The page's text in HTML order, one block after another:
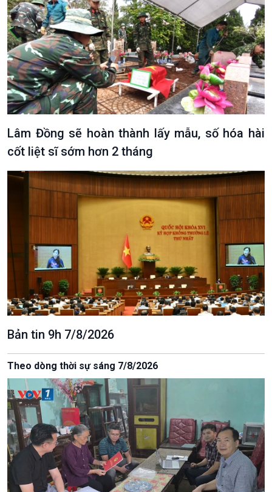
Văn hoá & Du lịch
Tin Văn hoá & Du lịch
Chát với người nổi tiếng
Câu chuyện Thể thao
Multimedia
Ảnh
Video
Infographic
E-Magazine
Lâm Đồng sẽ hoàn thành lấy mẫu, số hóa hài
cốt liệt sĩ sớm hơn 2 tháng
Bản tin 9h 7/8/2026
Theo dòng thời sự sáng 7/8/2026